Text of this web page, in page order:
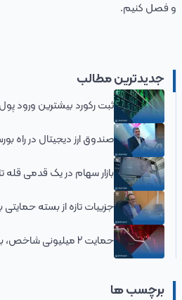
و فصل کنیم.
جدیدترین مطالب
ثبت رکورد بیشترین ورود
صندوق ارز دیجیتال در راه
بازار سهام در یک قدمی قله
جزییات تازه از بسته
حمایت 2 میلیونی شاخص، باز هم شکست.
برچسب ها